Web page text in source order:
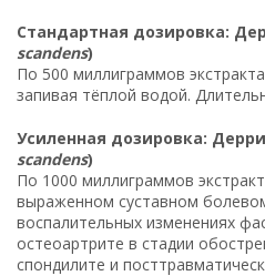
Стандартная дозировка:
scandens)
По 500 миллиграммов
запивая тёплой водой.
Усиленная дозировка:
scandens)
По 1000 миллиграммов
выраженном суставном
воспалительных изменениях
остеоартрите в стадии
спондилите и